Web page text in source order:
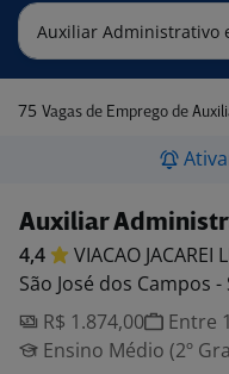
75 Vagas de Emprego de Auxiliar
Auxiliar
4,4 VIACAO JACAREI
São José dos Campos -
R$ 1.874,00
Entre
Ensino Médio (2º